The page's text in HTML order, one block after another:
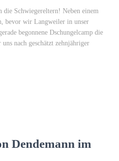
Schwiegereltern! Neben einem
bevor wir Langweiler in unser
begonnene Dschungelcamp die
nach geschätzt zehnjähriger
Dendemann im